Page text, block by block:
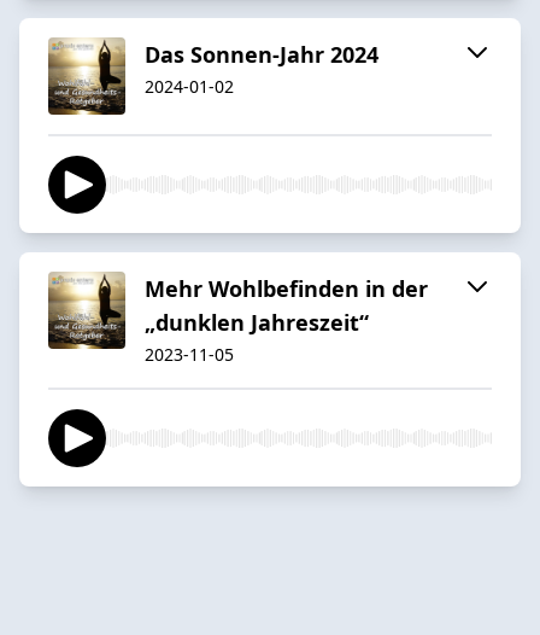
Das Sonnen-Jahr 2024
2024-01-02
Mehr Wohlbefinden in der
„dunklen Jahreszeit“
2023-11-05